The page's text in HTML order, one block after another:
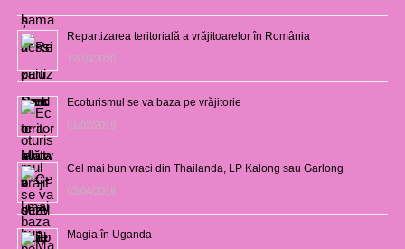
Repartizarea teritorială a vrăjitoarelor în România
12/10/2020
Ecoturismul se va baza pe vrăjitorie
01/02/2019
Cel mai bun vraci din Thailanda, LP Kalong sau Garlong
03/04/2018
Magia în Uganda